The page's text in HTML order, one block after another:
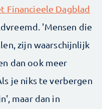
Financieele Dagblad
'Mensen die
zijn waarschijnlijk
dan ook meer
je niks te verbergen
maar dan in